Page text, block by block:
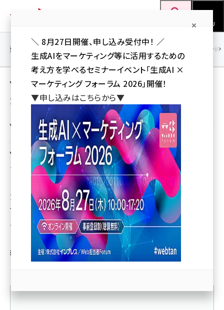
ン
MENU
seo (3528)
ai (2811)
youtube (2439)
note (2315)
セミナー (2308)
z世代 (1623)
meo (1277)
llmo (1166)
SEO アクセス解析／データ分析
Yahoo!ディスプレイアドネットワーク（YDN）
活用講座
Yahoo!ディスプレイアド
ネットワーク（YDN）は、
Yahoo! JAPANや主要提携
サイトのコンテンツページ
に広告を表示するサービス
だ。圧倒的なリーチとビッグデータを活用した精度の高い
マッチング・ターゲティング機能で、より効果的に見込み客
へアピールできる。この特集では、解説記事や導入事例を
とおして、Yahoo!ディスプレイアドネットワーク（YDN）の仕
組みや活用ノウハウを紹介する。
＼ 8月27日開催、申し込み受付中！ ／
生成AIをマーケティング等に活用するための
考え方を学べるセミナーイベント「生成AI ×
マーケティング フォーラム 2026」開催！
▼申し込みはこちらから▼